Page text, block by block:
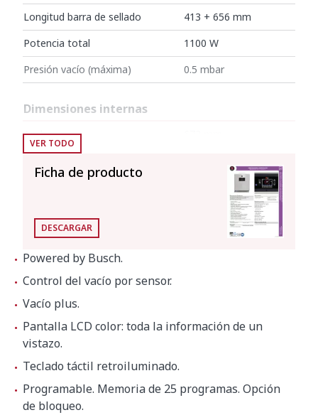
Longitud barra de sellado
413 + 656 mm
Potencia total
1100 W
Presión vacío (máxima)
0.5 mbar
Dimensiones internas
Ancho
Dimensiones exteriores
Ancho
Fondo
Alto
Nivel de ruido a 1 m
VER TODO
Ficha de producto
DESCARGAR
Powered by Busch.
Control del vacío por sensor.
Vacío plus.
Pantalla LCD color: toda la información de un
vistazo.
Teclado táctil retroiluminado.
Programable. Memoria de 25 programas. Opción
de bloqueo.